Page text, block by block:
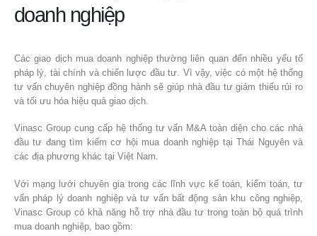
doanh nghiệp
Các giao dịch mua doanh nghiệp thường liên quan đến nhiều yếu tố
pháp lý, tài chính và chiến lược đầu tư. Vì vậy, việc có một hệ thống
tư vấn chuyên nghiệp đồng hành sẽ giúp nhà đầu tư giảm thiểu rủi ro
và tối ưu hóa hiệu quả giao dịch.
Vinasc Group cung cấp hệ thống tư vấn M&A toàn diện cho các nhà
đầu tư đang tìm kiếm cơ hội mua doanh nghiệp tại Thái Nguyên và
các địa phương khác tại Việt Nam.
Với mạng lưới chuyên gia trong các lĩnh vực kế toán, kiểm toán, tư
vấn pháp lý doanh nghiệp và tư vấn bất động sản khu công nghiệp,
Vinasc Group có khả năng hỗ trợ nhà đầu tư trong toàn bộ quá trình
mua doanh nghiệp, bao gồm: